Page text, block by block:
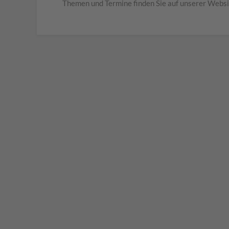
Themen und Termine finden Sie auf unserer